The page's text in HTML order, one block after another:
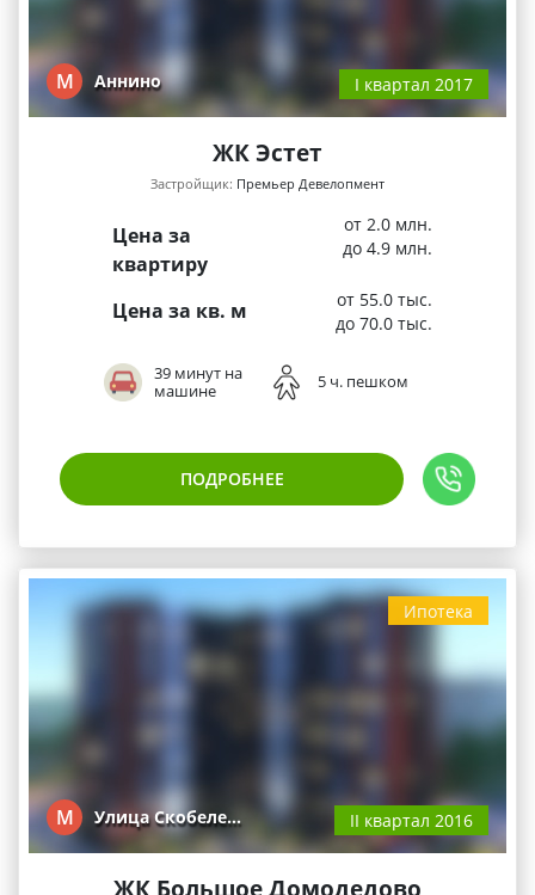
М Аннино I квартал 2017
ЖК Эстет
Застройщик: Премьер Девелопмент
Цена за
квартиру
от 2.0 млн.
до 4.9 млн.
Цена за кв. м
от 55.0 тыс.
до 70.0 тыс.
39 минут на
машине
5 ч. пешком
ПОДРОБНЕЕ
Ипотека
М Улица Скобеле… II квартал 2016
ЖК Большое Домодедово